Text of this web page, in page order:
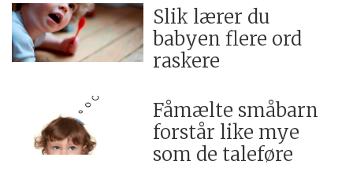
Slik lærer du
babyen flere ord
raskere
Fåmælte småbarn
forstår like mye
som de taleføre